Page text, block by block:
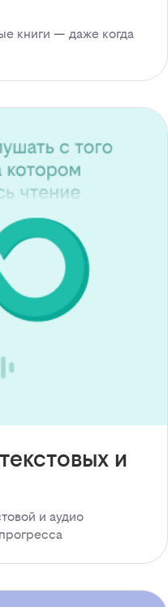
книги — даже когда
и
и аудио